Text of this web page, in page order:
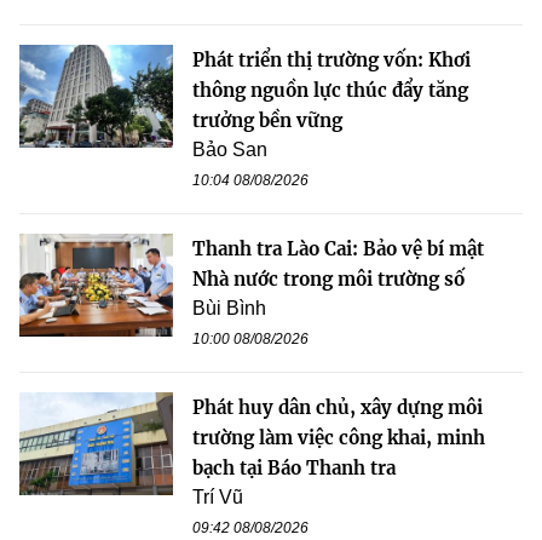
Phát triển thị trường vốn: Khơi
thông nguồn lực thúc đẩy tăng
trưởng bền vững
Bảo San
10:04 08/08/2026
Thanh tra Lào Cai: Bảo vệ bí mật
Nhà nước trong môi trường số
Bùi Bình
10:00 08/08/2026
Phát huy dân chủ, xây dựng môi
trường làm việc công khai, minh
bạch tại Báo Thanh tra
Trí Vũ
09:42 08/08/2026